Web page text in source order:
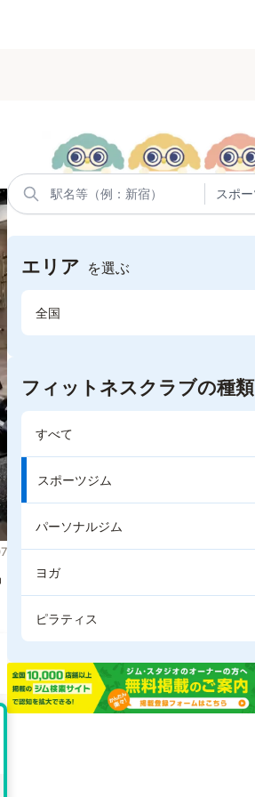
エリア を選ぶ
全国
フィットネスクラブの種類
すべて
スポーツジム
パーソナルジム
ヨガ
ピラティス